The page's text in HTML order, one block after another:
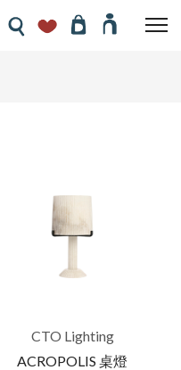
CTO Lighting
ACROPOLIS 桌燈